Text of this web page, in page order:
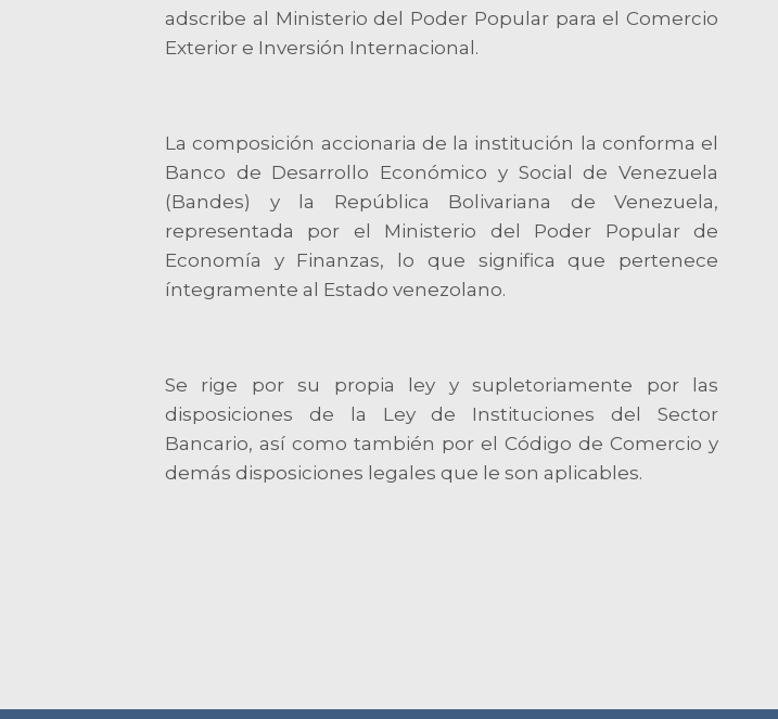
adscribe al Ministerio del Poder Popular para el Comercio
Exterior e Inversión Internacional.
La composición accionaria de la institución la conforma el
Banco de Desarrollo Económico y Social de Venezuela
(Bandes) y la República Bolivariana de Venezuela,
representada por el Ministerio del Poder Popular de
Economía y Finanzas, lo que significa que pertenece
íntegramente al Estado venezolano.
Se rige por su propia ley y supletoriamente por las
disposiciones de la Ley de Instituciones del Sector
Bancario, así como también por el Código de Comercio y
demás disposiciones legales que le son aplicables.